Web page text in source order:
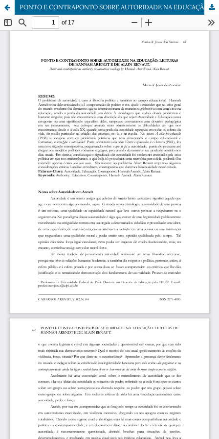
PONTO E CONTRAPONTO SOBRE AUTORIDADE NA EDUCAÇÃO: